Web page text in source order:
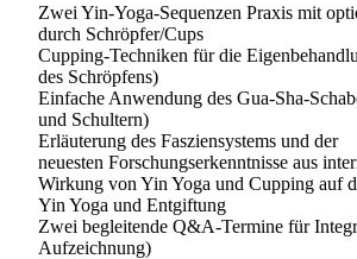
Zwei Yin-Yoga-Sequenzen Praxis mit
durch Schröpfer/Cups
Cupping-Techniken für die
des Schröpfens)
Einfache Anwendung des Gua-Sha-
und Schultern)
Erläuterung des Fasziensystems und der
neuesten Forschungserkenntnisse aus
Wirkung von Yin Yoga und Cupping auf
Yin Yoga und Entgiftung
Zwei begleitende Q&A-Termine für
Aufzeichnung)